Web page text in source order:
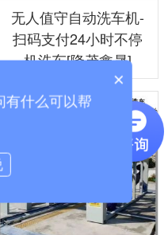
无人值守自动洗车机-
扫码支付24小时不停
机洗车[隆茂鑫晟]
×
有什么可以帮